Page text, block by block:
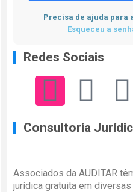
Precisa de ajuda para
Esqueceu a
Redes Sociais
Consultoria
Associados da AUDITAR
jurídica gratuita em diversas